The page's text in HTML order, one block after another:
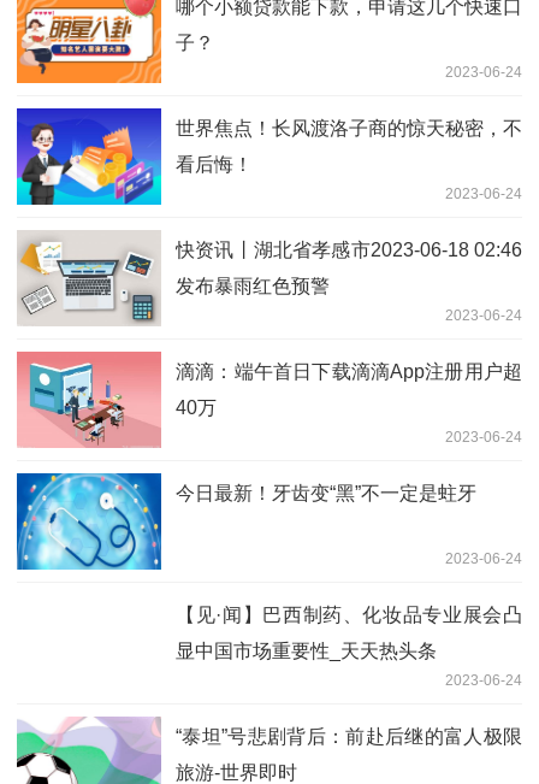
哪个小额贷款能下款，申请这几个快速口
子？
2023-06-24
世界焦点！长风渡洛子商的惊天秘密，不
看后悔！
2023-06-24
快资讯丨湖北省孝感市2023-06-18 02:46
发布暴雨红色预警
2023-06-24
滴滴：端午首日下载滴滴App注册用户超
40万
2023-06-24
今日最新！牙齿变“黑”不一定是蛀牙
2023-06-24
【见·闻】巴西制药、化妆品专业展会凸
显中国市场重要性_天天热头条
2023-06-24
“泰坦”号悲剧背后：前赴后继的富人极限
旅游-世界即时